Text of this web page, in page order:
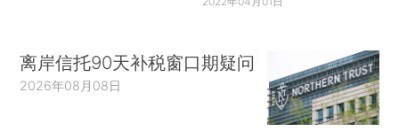
离岸信托90天补税窗口期疑问
2026年08月08日